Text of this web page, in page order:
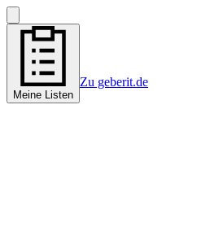
Meine Listen
Zu geberit.de